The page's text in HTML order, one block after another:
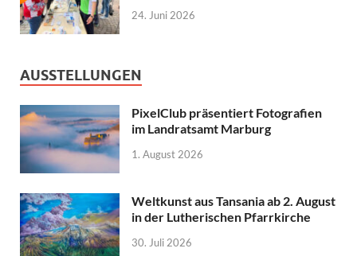
24. Juni 2026
AUSSTELLUNGEN
PixelClub präsentiert Fotografien
im Landratsamt Marburg
1. August 2026
Weltkunst aus Tansania ab 2. August
in der Lutherischen Pfarrkirche
30. Juli 2026